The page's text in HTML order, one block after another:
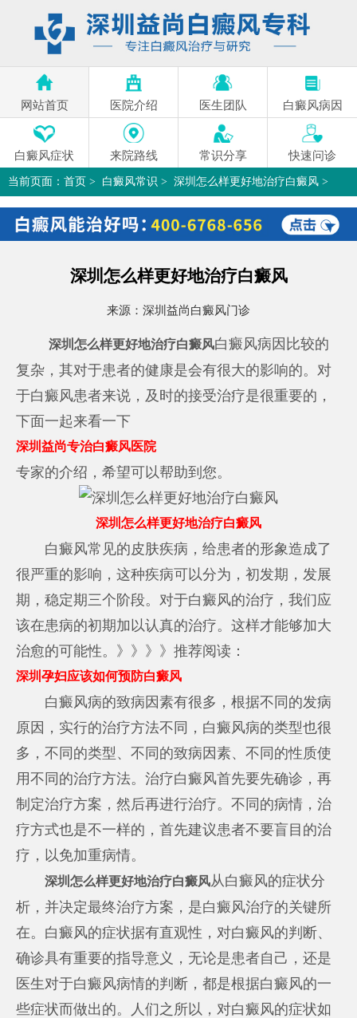
网站首页 医院介绍 医生团队 白癜风病因
白癜风症状 来院路线 常识分享 快速问诊
当前页面： 首页 > 白癜风常识 > 深圳怎么样更好地治疗白癜风 >
深圳怎么样更好地治疗白癜风
来源： 深圳益尚白癜风门诊
深圳怎么样更好地治疗白癜风白癜风病因比较的
复杂，其对于患者的健康是会有很大的影响的。对
于白癜风患者来说，及时的接受治疗是很重要的，
下面一起来看一下
深圳益尚专治白癜风医院
专家的介绍，希望可以帮助到您。
深圳怎么样更好地治疗白癜风
白癜风常见的皮肤疾病，给患者的形象造成了
很严重的影响，这种疾病可以分为，初发期，发展
期，稳定期三个阶段。对于白癜风的治疗，我们应
该在患病的初期加以认真的治疗。这样才能够加大
治愈的可能性。》》》》推荐阅读：
深圳孕妇应该如何预防白癜风
白癜风病的致病因素有很多，根据不同的发病
原因，实行的治疗方法不同，白癜风病的类型也很
多，不同的类型、不同的致病因素、不同的性质使
用不同的治疗方法。治疗白癜风首先要先确诊，再
制定治疗方案，然后再进行治疗。不同的病情，治
疗方式也是不一样的，首先建议患者不要盲目的治
疗，以免加重病情。
深圳怎么样更好地治疗白癜风从白癜风的症状分
析，并决定最终治疗方案，是白癜风治疗的关键所
在。白癜风的症状据有直观性，对白癜风的判断、
确诊具有重要的指导意义，无论是患者自己，还是
医生对于白癜风病情的判断，都是根据白癜风的一
些症状而做出的。人们之所以，对白癜风的症状如